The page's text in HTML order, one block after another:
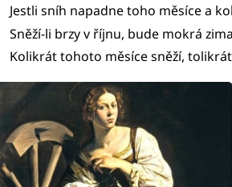
Jestli sníh napadne toho měsíce a
Sněží-li brzy v říjnu, bude mokrá
Kolikrát tohoto měsíce sněží,